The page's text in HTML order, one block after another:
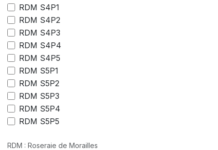
RDM S4P1
RDM S4P2
RDM S4P3
RDM S4P4
RDM S4P5
RDM S5P1
RDM S5P2
RDM S5P3
RDM S5P4
RDM S5P5
RDM : Roseraie de Morailles